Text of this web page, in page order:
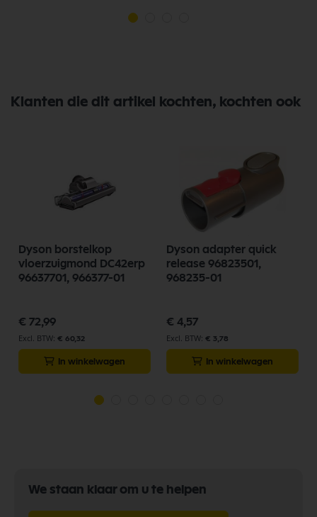
Klanten die dit artikel kochten, kochten ook
Dyson borstelkop
vloerzuigmond DC42erp
96637701, 966377-01
€ 72,99
€ 60,32
In winkelwagen
Dyson adapter quick
release 96823501,
968235-01
€ 4,57
€ 3,78
In winkelwagen
We staan klaar om u te helpen